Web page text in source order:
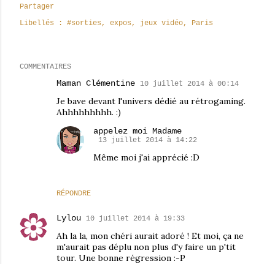
Partager
Libellés :
#sorties expos jeux vidéo Paris
COMMENTAIRES
Maman Clémentine 10 juillet 2014 à 00:14
Je bave devant l'univers dédié au rétrogaming.
Ahhhhhhhhh. :)
RÉPONDRE
appelez moi Madame
13 juillet 2014 à 14:22
Même moi j'ai apprécié :D
Lylou 10 juillet 2014 à 19:33
Ah la la, mon chéri aurait adoré ! Et moi, ça ne
m'aurait pas déplu non plus d'y faire un p'tit
tour. Une bonne régression :-P